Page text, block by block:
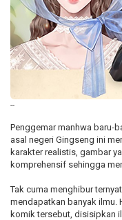
--
Penggemar manhwa baru-
asal negeri Gingseng ini
karakter realistis, gambar
komprehensif sehingga
Tak cuma menghibur
mendapatkan banyak ilmu.
komik tersebut, disisipkan